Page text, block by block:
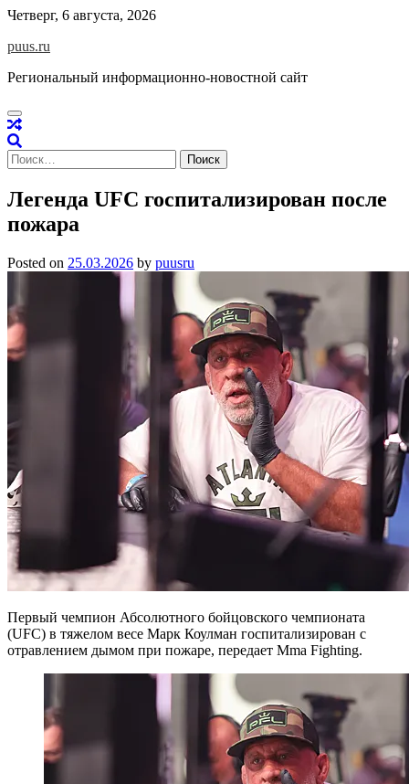
Skip
content
Четверг, 6 августа, 2026
puus.ru
Региональный информационно-новостной сайт
Найти:
Легенда UFC госпитализирован после
пожара
Posted on 25.03.2026 by puusru
Первый чемпион Абсолютного бойцовского чемпионата
(UFC) в тяжелом весе Марк Коулман госпитализирован с
отравлением дымом при пожаре, передает Mma Fighting.